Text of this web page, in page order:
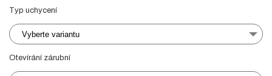
Typ uchycení
Vyberte variantu
Otevírání zárubní